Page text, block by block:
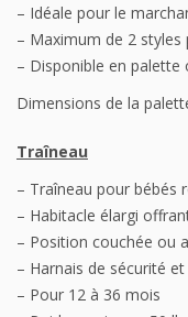
– Idéale pour le
– Maximum de 2 styles
– Disponible en palette
Dimensions de la
Traîneau
– Traîneau pour bébés
– Habitacle élargi
– Position couchée ou
– Harnais de sécurité
– Pour 12 à 36 mois